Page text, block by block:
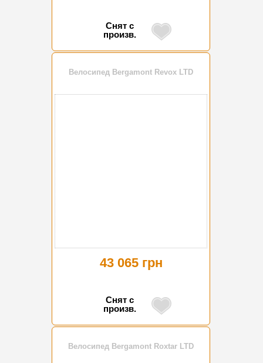
Снят с
произв.
Велосипед Bergamont Revox LTD
43 065 грн
Снят с
произв.
Велосипед Bergamont Roxtar LTD